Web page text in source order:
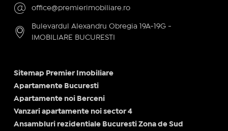
office@premierimobiliare.ro
Bulevardul Alexandru Obregia 19A-19G -
IMOBILIARE BUCURESTI
Sitemap Premier Imobiliare
Apartamente Bucuresti
Apartamente noi Berceni
Vanzari apartamente noi sector 4
Ansambluri rezidentiale Bucuresti Zona de Sud